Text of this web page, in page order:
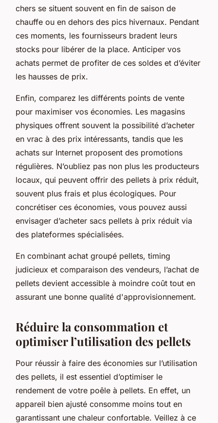
chers se situent souvent en fin de saison de
chauffe ou en dehors des pics hivernaux. Pendant
ces moments, les fournisseurs bradent leurs
stocks pour libérer de la place. Anticiper vos
achats permet de profiter de ces soldes et d’éviter
les hausses de prix.
Enfin, comparez les différents points de vente
pour maximiser vos économies. Les magasins
physiques offrent souvent la possibilité d’acheter
en vrac à des prix intéressants, tandis que les
achats sur Internet proposent des promotions
régulières. N’oubliez pas non plus les producteurs
locaux, qui peuvent offrir des pellets à prix réduit,
souvent plus frais et plus écologiques. Pour
concrétiser ces économies, vous pouvez aussi
envisager d’acheter sacs pellets à prix réduit via
des plateformes spécialisées.
En combinant achat groupé pellets, timing
judicieux et comparaison des vendeurs, l’achat de
pellets devient accessible à moindre coût tout en
assurant une bonne qualité d'approvisionnement.
Réduire la consommation et
optimiser l’utilisation des pellets
Pour réussir à faire des économies sur l’utilisation
des pellets, il est essentiel d’optimiser le
rendement de votre poêle à pellets. En effet, un
appareil bien ajusté consomme moins tout en
garantissant une chaleur confortable. Veillez à ce